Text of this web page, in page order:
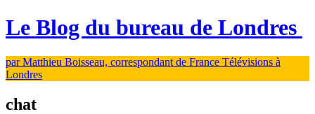
Le Blog du bureau de Londres
par Matthieu Boisseau, correspondant de France Télévisions à
Londres
chat